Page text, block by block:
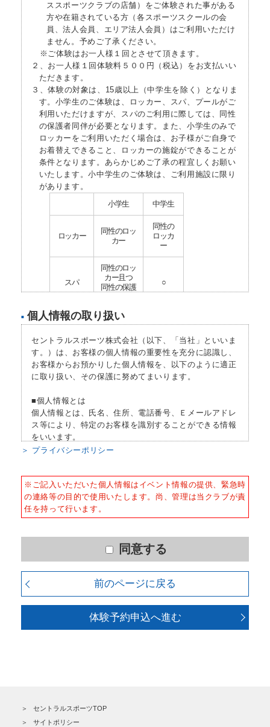
ススポーツクラブの店舗）をご体験された事がある
方や在籍されている方（各スポーツスクールの会
員、法人会員、エリア法人会員）はご利用いただけ
ません。予めご了承ください。
※ご体験はお一人様１回とさせて頂きます。
２、お一人様１回体験料５００円（税込）をお支払いい
ただきます。
３、体験の対象は、15歳以上（中学生を除く）となりま
す。小学生のご体験は、ロッカー、スパ、プールがご
利用いただけますが、スパのご利用に際しては、同性
の保護者同伴が必要となります。また、小学生のみで
ロッカーをご利用いただく場合は、お子様がご自身で
お着替えできること、ロッカーの施錠ができることが
条件となります。あらかじめご了承の程宜しくお願い
いたします。小中学生のご体験は、ご利用施設に限り
があります。
小学生 中学生
ロッカー
同性のロッ
カー
同性の
ロッカ
ー
スパ
同性のロッ
カー且つ
同性の保護
○
プール 保護者同伴
プールプ
ログラム
× ○
ウェイト
マシン
× △
フリーウ
エイト
× ×
カルディ
オマシン
× ○
※ △：スタッフからのマシン使用方
法のご案内を受けた方のみご利用頂け
ます。
す。詳細はクラブＨＰの施設紹介をご
４、良好な健康状態であり、自己責任で利用できる。
５、刺青（ファッションタトゥー）が入っていない。
■ 個人情報の取り扱い
セントラルスポーツ株式会社（以下、「当社」といいま
す。）は、お客様の個人情報の重要性を充分に認識し、
お客様からお預かりした個人情報を、以下のように適正
に取り扱い、その保護に努めてまいります。
■個人情報とは
個人情報とは、氏名、住所、電話番号、Ｅメールアドレ
ス等により、特定のお客様を識別することができる情報
をいいます。
かつ適正な方法によりお客様の個人情報を収集いたしま
す。
させて頂きます。また、違法または不当な行為を助長
し、または誘発するおそれがある方法による個人情報の
利用を行いません。
2) ご利用上の諸連絡や利用状況の確認のため
3) 運動プログラム（カウンセリングを含む）等、新商
品・サービスの立案・開発・実施のため
■個人情報の管理
＞ プライバシーポリシー
※ご記入いただいた個人情報はイベント情報の提供、緊急時
の連絡等の目的で使用いたします。尚、管理は当クラブが責
任を持って行います。
同意する
前のページに戻る
体験予約申込へ進む
セントラルスポーツTOP
サイトポリシー